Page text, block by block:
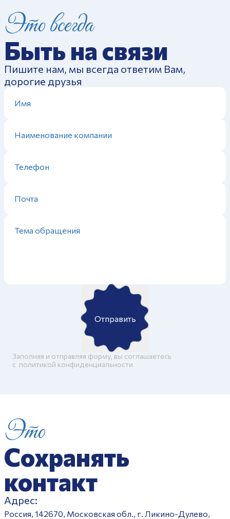
Это всегда
Быть на связи
Пишите нам, мы всегда ответим Вам,
дорогие друзья
Отправить
Заполняя и отправляя форму, вы соглашаетесь
c политикой конфиденциальности
Это
Сохранять
контакт
Адрес:
Россия, 142670, Московская обл., г. Ликино-Дулево,